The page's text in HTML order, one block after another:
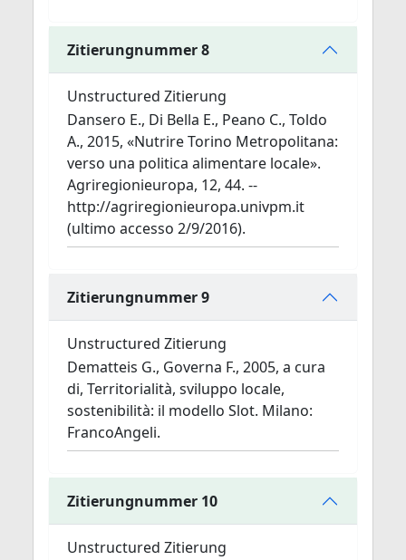
Zitierungnummer 8
Unstructured Zitierung
Dansero E., Di Bella E., Peano C., Toldo
A., 2015, «Nutrire Torino Metropolitana:
verso una politica alimentare locale».
Agriregionieuropa, 12, 44. --
http://agriregionieuropa.univpm.it
(ultimo accesso 2/9/2016).
Zitierungnummer 9
Unstructured Zitierung
Dematteis G., Governa F., 2005, a cura
di, Territorialità, sviluppo locale,
sostenibilità: il modello Slot. Milano:
FrancoAngeli.
Zitierungnummer 10
Unstructured Zitierung